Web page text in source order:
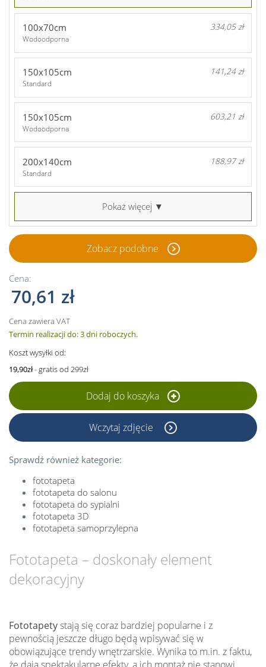
100x70cm 334,05 zł
Wodoodporna
150x105cm 141,24 zł
Standard
150x105cm 603,21 zł
Wodoodporna
200x140cm 188,97 zł
Standard
Pokaż więcej ▼
Zobacz podobne
Cena:
70,61 zł
Cena zawiera VAT
Termin realizacji do: 3 dni roboczych.
Koszt wysyłki od:
19,90zł- gratis od 299zł
Dodaj do koszyka
Wczytaj zdjęcie
Sprawdź również kategorie:
fototapeta
fototapeta do salonu
fototapeta do sypialni
fototapeta 3D
fototapeta samoprzylepna
Fototapeta – doskonały element
dekoracyjny
Fototapetystają się coraz bardziej popularne i z
pewnością jeszcze długo będą wpisywać się w
obowiązujące trendy wnętrzarskie. Wynika to m.in. z faktu,
że dają spektakularne efekty, a ich montaż nie stanowi